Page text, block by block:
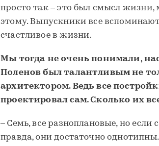
просто так – это был смысл
этому. Выпускники все
счастливое в жизни.
Мы тогда не очень понимали,
Поленов был талантливым не
архитектором. Ведь все
проектировал сам. Сколько их
– Семь, все разноплановые, но если
правда, они достаточно